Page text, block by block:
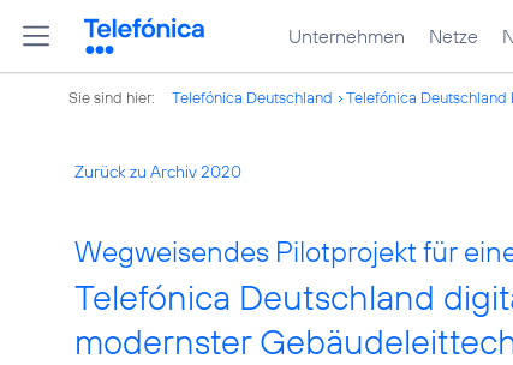
Unternehmen Netze
Sie sind hier: Telefónica Deutschland Telefónica Deutschland
Zurück zu Archiv 2020
Wegweisendes Pilotprojekt für
Telefónica Deutschland
modernster